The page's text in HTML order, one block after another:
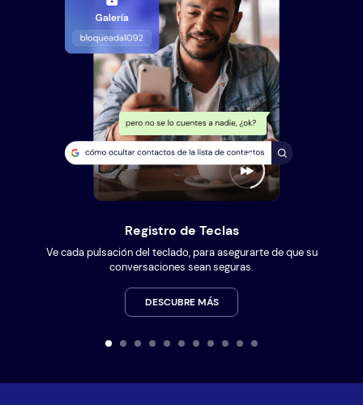
Registro de Teclas
Ve cada pulsación del teclado, para asegurarte de que su
conversaciones sean seguras.
DESCUBRE MÁS